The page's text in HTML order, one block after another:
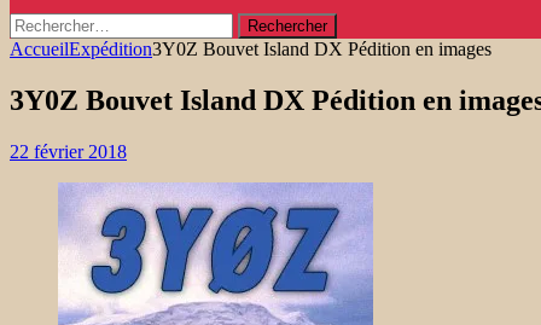
Rechercher :
AccueilExpédition3Y0Z Bouvet Island DX Pédition en images
3Y0Z Bouvet Island DX Pédition en
22 février 2018